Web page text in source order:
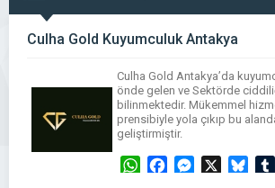
Culha Gold Kuyumculuk Antakya
Culha Gold Antakya’da
önde gelen ve Sektörde
bilinmektedir. Mükemmel
prensibiyle yola çıkıp bu
geliştirmiştir.
WhatsAppFacebookMessenger